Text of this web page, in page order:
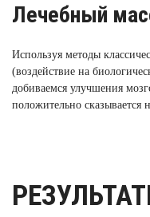
Лечебный
Используя методы
(воздействие на
добиваемся улучшения
положительно сказывается